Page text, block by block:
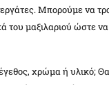
Μπορούμε να
του μαξιλαριού ώστε
χρώμα ή υλικό;